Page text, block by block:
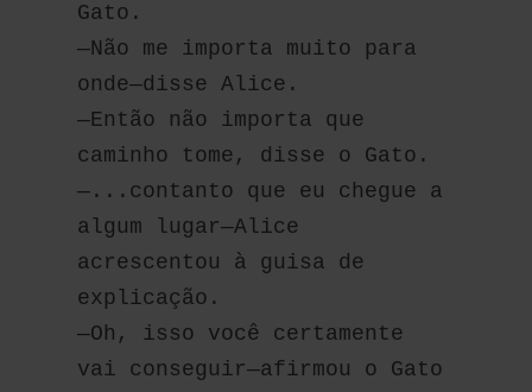
Gato.
—Não me importa muito para
onde—disse Alice.
—Então não importa que
caminho tome, disse o Gato.
—...contanto que eu chegue a
algum lugar—Alice
acrescentou à guisa de
explicação.
—Oh, isso você certamente
vai conseguir—afirmou o Gato